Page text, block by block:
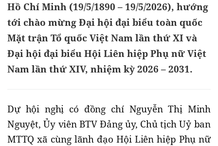
Hồ Chí Minh (19/5/1890 – 19/5/2026), hướng
tới chào mừng Đại hội đại biểu toàn quốc
Mặt trận Tổ quốc Việt Nam lần thứ XI và
Đại hội đại biểu Hội Liên hiệp Phụ nữ Việt
Nam lần thứ XIV, nhiệm kỳ 2026 – 2031.
Dự hội nghị có đồng chí Nguyễn Thị Minh
Nguyệt, Ủy viên BTV Đảng ủy, Chủ tịch Uỷ ban
MTTQ xã cùng lãnh đạo Hội Liên hiệp Phụ nữ